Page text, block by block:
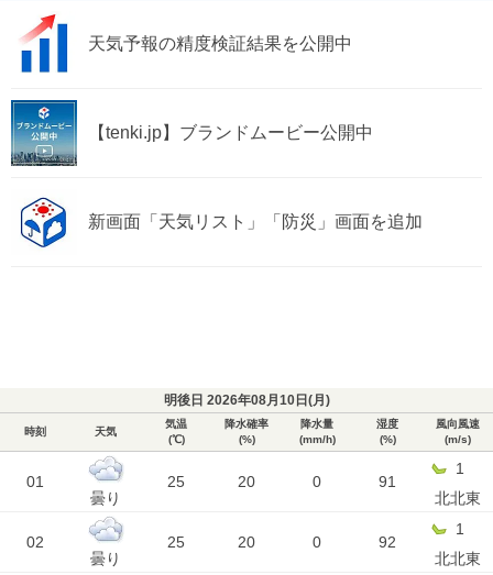
天気予報の精度検証結果を公開中
【tenki.jp】ブランドムービー公開中
新画面「天気リスト」「防災」画面を追加
明後日 2026年08月10日(月 )
時刻 天気
気温
(℃)
降水確率
(%)
降水量
(mm/h)
湿度
(%)
風向風速
(m/s)
01
曇り
25 20 0 91
1
北北東
02
曇り
25 20 0 92
1
北北東